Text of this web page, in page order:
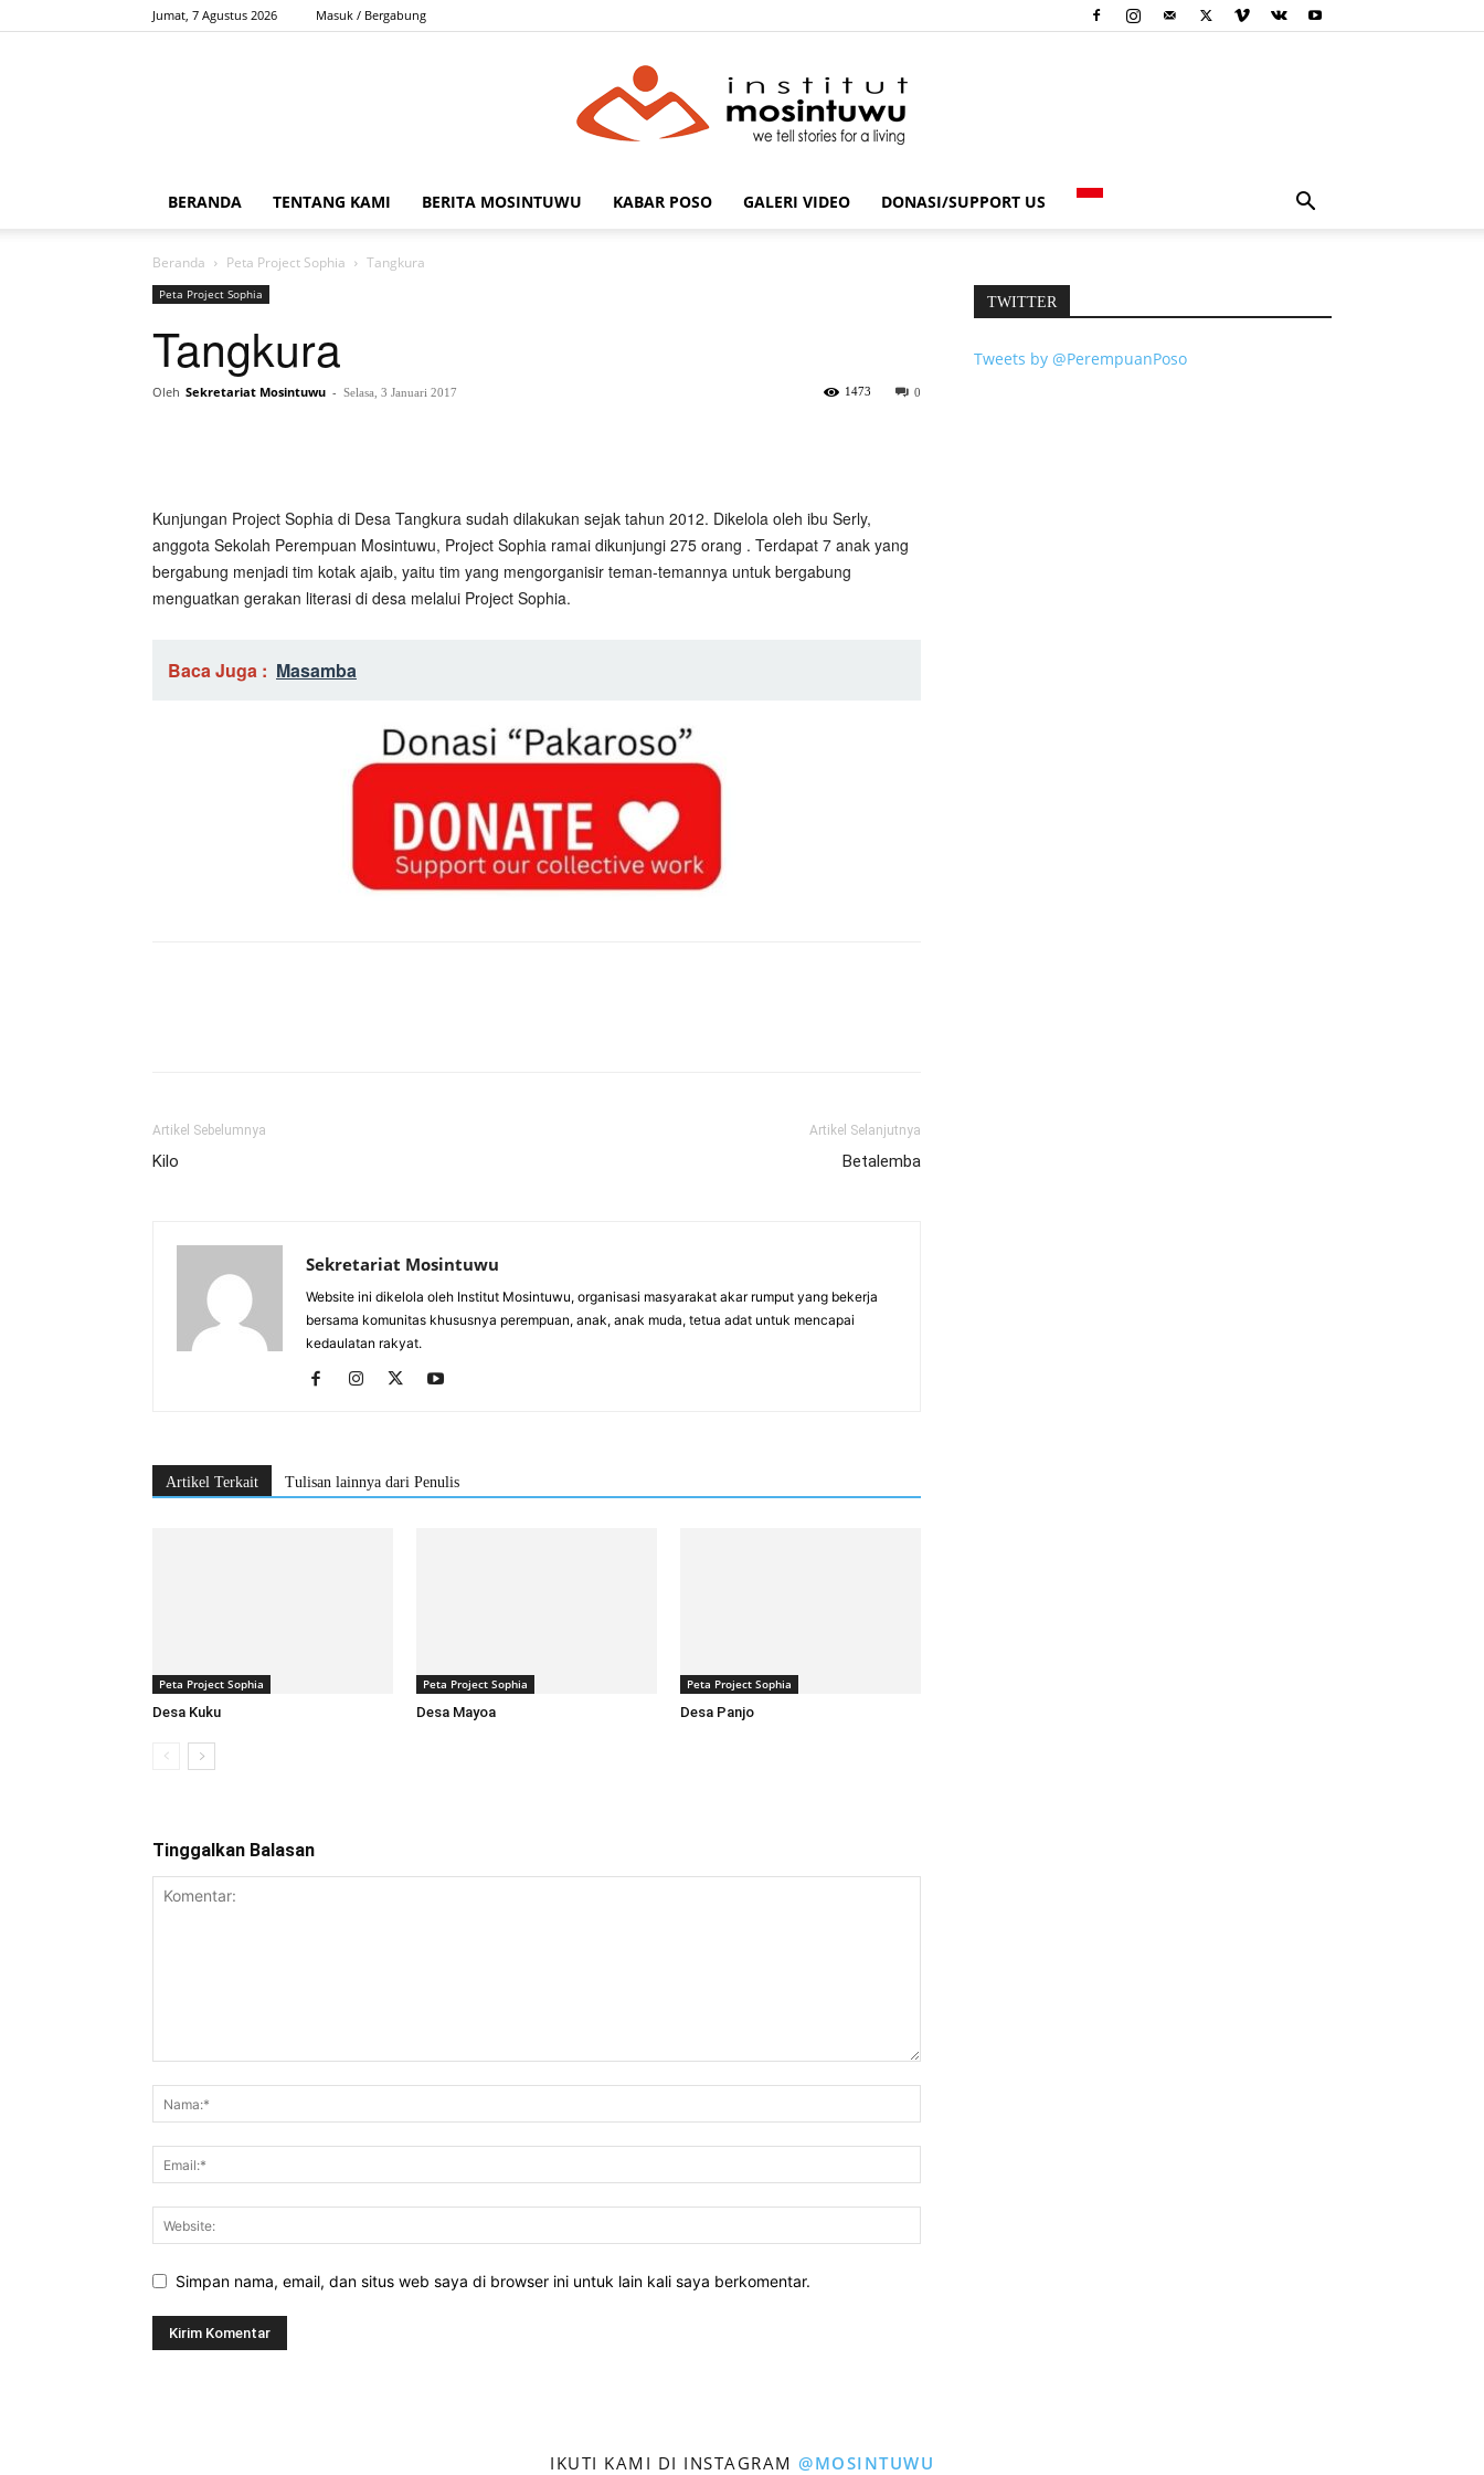
Jumat, 7 Agustus 2026 Masuk / Bergabung
BERANDA TENTANG KAMI BERITA MOSINTUWU KABAR POSO GALERI VIDEO DONASI/SUPPORT US
Beranda Peta Project Sophia Tangkura
Peta Project Sophia
Tangkura
Oleh Sekretariat Mosintuwu - Selasa, 3 Januari 2017 0
1473
Kunjungan Project Sophia di Desa Tangkura sudah dilakukan sejak tahun 2012. Dikelola oleh ibu Serly,
anggota Sekolah Perempuan Mosintuwu, Project Sophia ramai dikunjungi 275 orang . Terdapat 7 anak yang
bergabung menjadi tim kotak ajaib, yaitu tim yang mengorganisir teman-temannya untuk bergabung
menguatkan gerakan literasi di desa melalui Project Sophia.
Baca Juga : Masamba
Artikel Sebelumnya
Kilo
Artikel Selanjutnya
Betalemba
Sekretariat Mosintuwu
Website ini dikelola oleh Institut Mosintuwu, organisasi masyarakat akar rumput yang bekerja
bersama komunitas khususnya perempuan, anak, anak muda, tetua adat untuk mencapai
kedaulatan rakyat.
Artikel Terkait Tulisan lainnya dari Penulis
Peta Project Sophia
Desa Kuku
Peta Project Sophia
Desa Mayoa
Peta Project Sophia
Desa Panjo
Tinggalkan Balasan
Simpan nama, email, dan situs web saya di browser ini untuk lain kali saya berkomentar.
TWITTER
Tweets by @PerempuanPoso
IKUTI KAMI DI INSTAGRAM @MOSINTUWU